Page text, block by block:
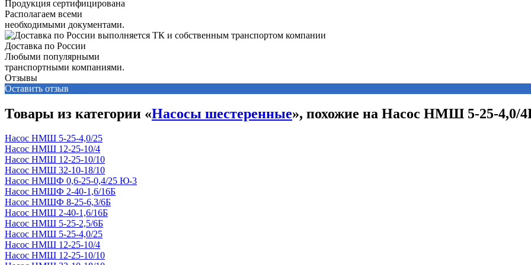
Продукция сертифицирована
Располагаем всеми
необходимыми документами.
Доставка по России
Любыми популярными
транспортными компаниями.
Отзывы
Оставить отзыв
Товары из категории «Насосы шестеренные», похожие на Насос НМШ 5-25-4,0/
Насос НМШ 5-25-4,0/25
Насос НМШ 12-25-10/4
Насос НМШ 12-25-10/10
Насос НМШ 32-10-18/10
Насос НМШФ 0,6-25-0,4/25 Ю-3
Насос НМШФ 2-40-1,6/16Б
Насос НМШФ 8-25-6,3/6Б
Насос НМШ 2-40-1,6/16Б
Насос НМШ 5-25-2,5/6Б
Насос НМШ 5-25-4,0/25
Насос НМШ 12-25-10/4
Насос НМШ 12-25-10/10